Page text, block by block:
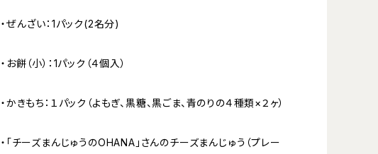
・ぜんざい：1パック(2名分)
・お餅（小）：1パック（４個入）
・かきもち：１パック（よもぎ、黒糖、黒ごま、青のりの４種類×２ヶ）
・「チーズまんじゅうのOHANA」さんのチーズまんじゅう（プレー